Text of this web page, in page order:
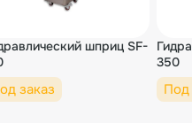
шприц SF-
заказ
350
Под